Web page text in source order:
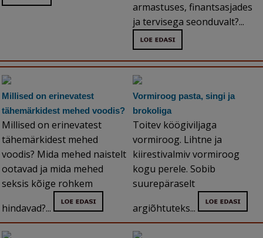
armastuses, finantsasjades
ja tervisega seonduvalt?...
Millised on erinevatest
tähemärkidest mehed voodis?
Millised on erinevatest
tähemärkidest mehed
voodis? Mida mehed naistelt
ootavad ja mida mehed
seksis kõige rohkem
hindavad?...
Vormiroog pasta, singi ja
brokoliga
Toitev köögiviljaga
vormiroog. Lihtne ja
kiirestivalmiv vormiroog
kogu perele. Sobib
suurepäraselt
argiõhtuteks...